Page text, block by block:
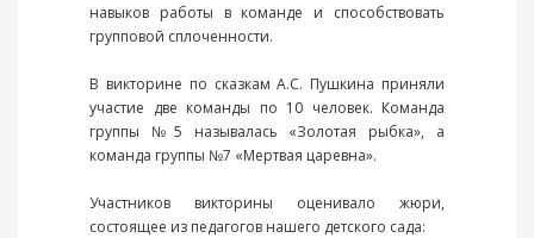
навыков работы в команде и способствовать
групповой сплоченности.
В викторине по сказкам А.С. Пушкина приняли
участие две команды по 10 человек. Команда
группы №5 называлась «Золотая рыбка», а
команда группы №7 «Мертвая царевна».
Участников викторины оценивало жюри,
состоящее из педагогов нашего детского сада: